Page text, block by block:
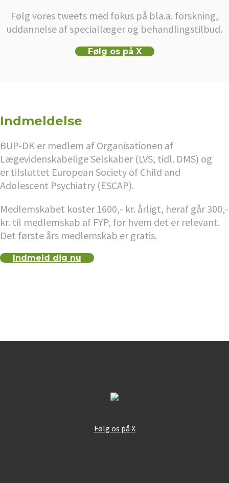
Følg vores tweets med fokus på bla.a. forskning,
uddannelse af speciallæger og behandlingstilbud.
Følg os på X
Indmeldelse
BUP-DK er medlem af Organisationen af
Lægevidenskabelige Selskaber (LVS, tidl. DMS) og
er tilsluttet European Society of Child and
Adolescent Psychiatry (ESCAP).
Medlemskabet koster 1600,- kr. årligt, heraf går 300,-
kr. til medlemskab af FYP, for hvem det er relevant.
Det første års medlemskab er gratis.
Indmeld dig nu
Følg os på X